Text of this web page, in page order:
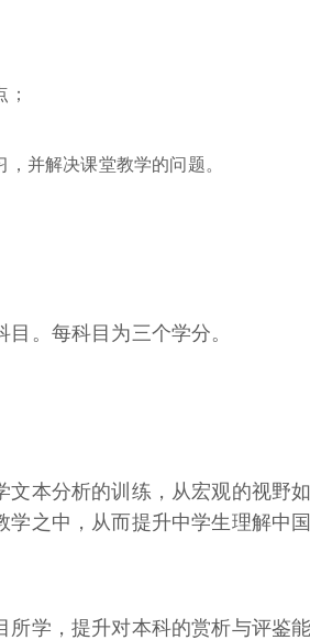
；
，并解决课堂教学的问题。
。每科目为三个学分。
本分析的训练，从宏观的视野
之中，从而提升中学生理解中
学，提升对本科的赏析与评鉴